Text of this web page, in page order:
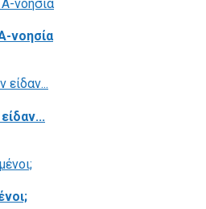
νοησία